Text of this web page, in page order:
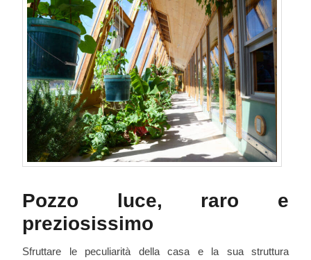
Pozzo luce, raro e
preziosissimo
Sfruttare le peculiarità della casa e la sua struttura